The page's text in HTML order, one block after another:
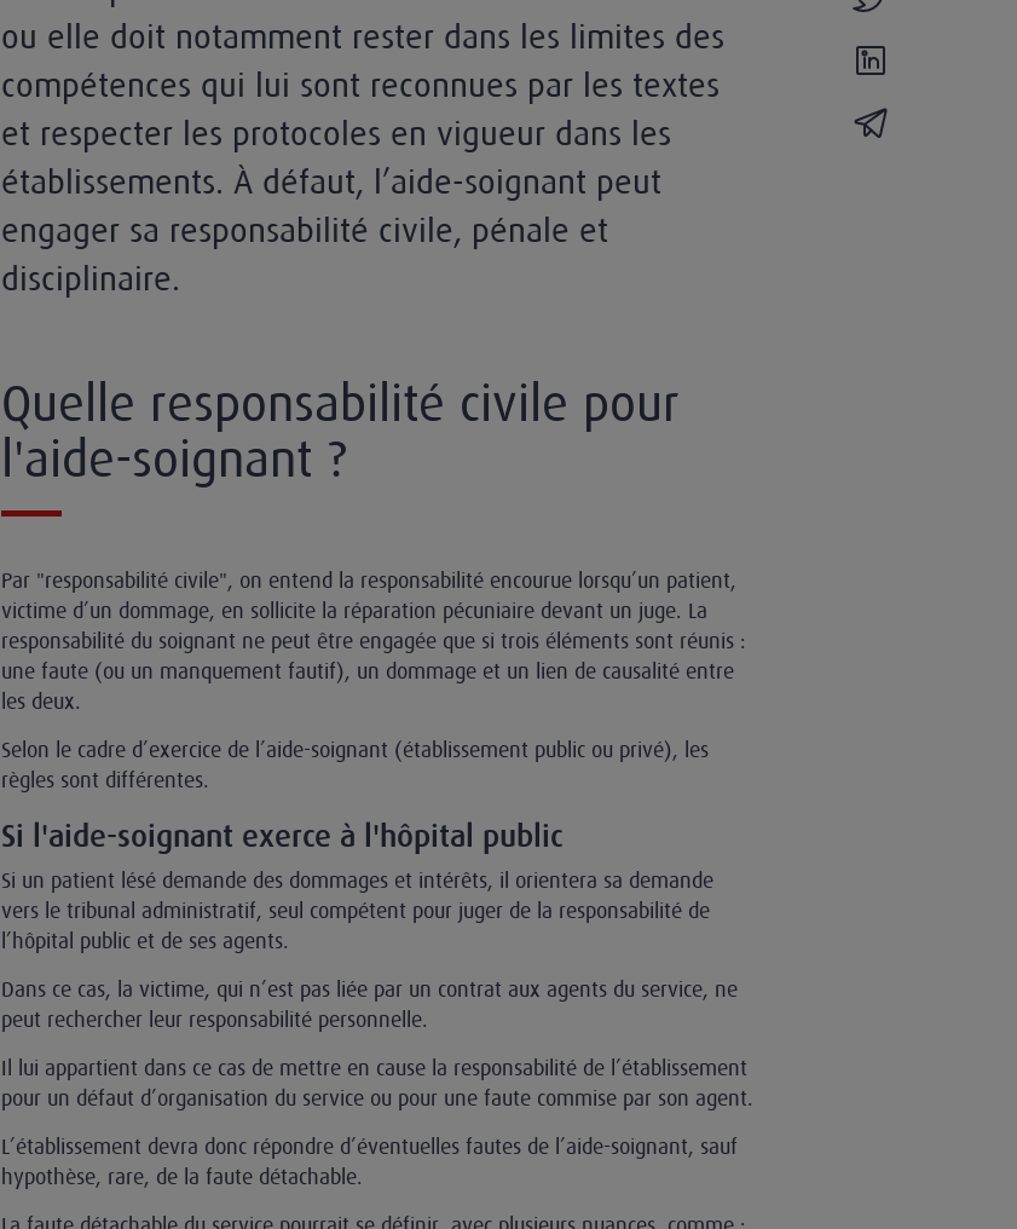
ou elle doit notamment rester dans les limites des
compétences qui lui sont reconnues par les textes
et respecter les protocoles en vigueur dans les
établissements. À défaut, l’aide-soignant peut
engager sa responsabilité civile, pénale et
disciplinaire.
Quelle responsabilité civile pour
l'aide-soignant ?
Par "responsabilité civile", on entend la responsabilité encourue lorsqu’un patient,
victime d’un dommage, en sollicite la réparation pécuniaire devant un juge. La
responsabilité du soignant ne peut être engagée que si trois éléments sont réunis :
une faute (ou un manquement fautif), un dommage et un lien de causalité entre
les deux.
Selon le cadre d’exercice de l’aide-soignant (établissement public ou privé), les
règles sont différentes.
Si l'aide-soignant exerce à l'hôpital public
Si un patient lésé demande des dommages et intérêts, il orientera sa demande
vers le tribunal administratif, seul compétent pour juger de la responsabilité de
l’hôpital public et de ses agents.
Dans ce cas, la victime, qui n’est pas liée par un contrat aux agents du service, ne
peut rechercher leur responsabilité personnelle.
Il lui appartient dans ce cas de mettre en cause la responsabilité de l’établissement
pour un défaut d’organisation du service ou pour une faute commise par son agent.
L’établissement devra donc répondre d’éventuelles fautes de l’aide-soignant, sauf
hypothèse, rare, de la faute détachable.